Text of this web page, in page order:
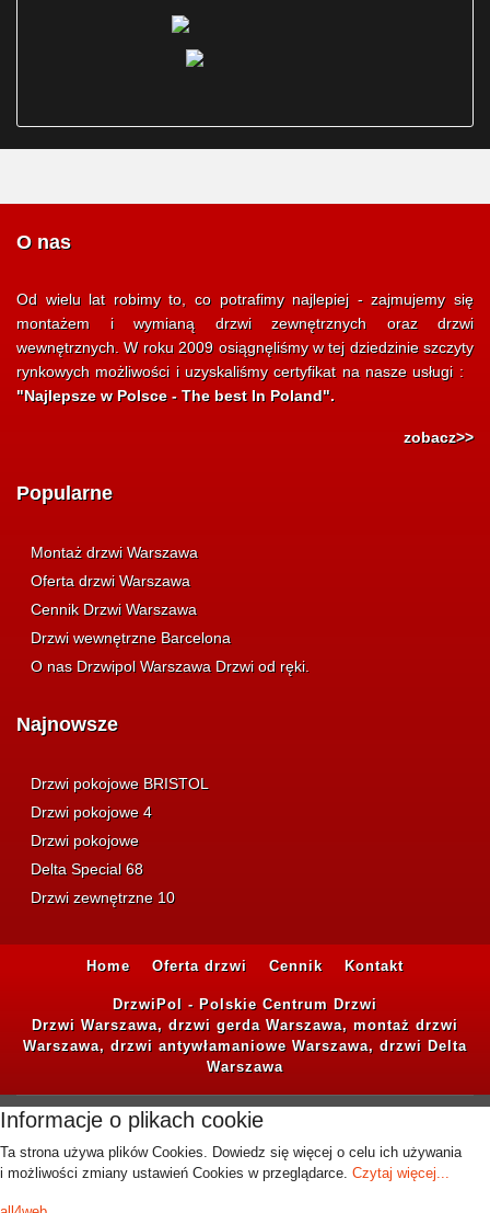
O nas
Od wielu lat robimy to, co potrafimy najlepiej - zajmujemy się
montażem i wymianą drzwi zewnętrznych oraz drzwi
wewnętrznych. W roku 2009 osiągnęliśmy w tej dziedzinie szczyty
rynkowych możliwości i uzyskaliśmy certyfikat na nasze usługi :
"Najlepsze w Polsce - The best In Poland".
zobacz>>
Popularne
Montaż drzwi Warszawa
Oferta drzwi Warszawa
Cennik Drzwi Warszawa
Drzwi wewnętrzne Barcelona
O nas Drzwipol Warszawa Drzwi od ręki.
Najnowsze
Drzwi pokojowe BRISTOL
Drzwi pokojowe 4
Drzwi pokojowe
Delta Special 68
Drzwi zewnętrzne 10
Home Oferta drzwi Cennik Kontakt
DrzwiPol - Polskie Centrum Drzwi
Drzwi Warszawa, drzwi gerda Warszawa, montaż drzwi
Warszawa, drzwi antywłamaniowe Warszawa, drzwi Delta
Warszawa
Informacje o plikach cookie
Ta strona używa plików Cookies. Dowiedz się więcej o celu ich używania
i możliwości zmiany ustawień Cookies w przeglądarce. Czytaj więcej...